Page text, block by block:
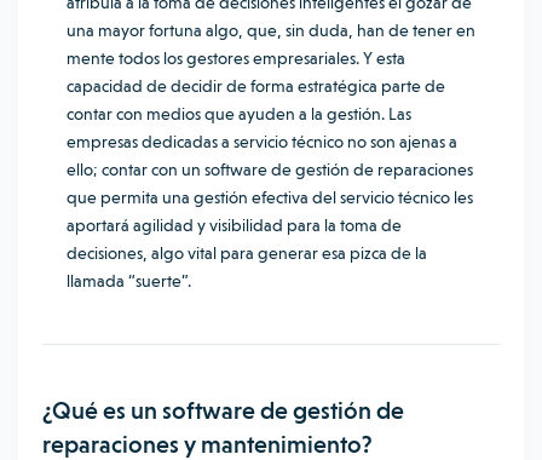
una mayor fortuna algo, que, sin duda, han de tener en
mente todos los gestores empresariales. Y esta
capacidad de decidir de forma estratégica parte de
contar con medios que ayuden a la gestión. Las
empresas dedicadas a servicio técnico no son ajenas a
ello; contar con un software de gestión de reparaciones
que permita una gestión efectiva del servicio técnico les
aportará agilidad y visibilidad para la toma de
decisiones, algo vital para generar esa pizca de la
llamada “suerte”.
¿Qué es un software de gestión de
reparaciones y mantenimiento?